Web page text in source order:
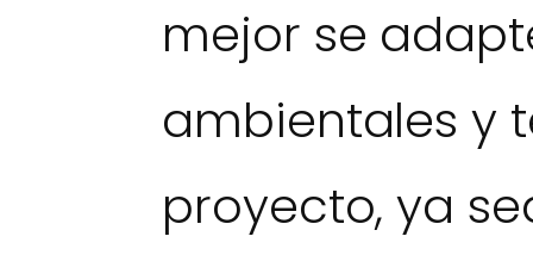
mejor se
ambientales y
proyecto, ya